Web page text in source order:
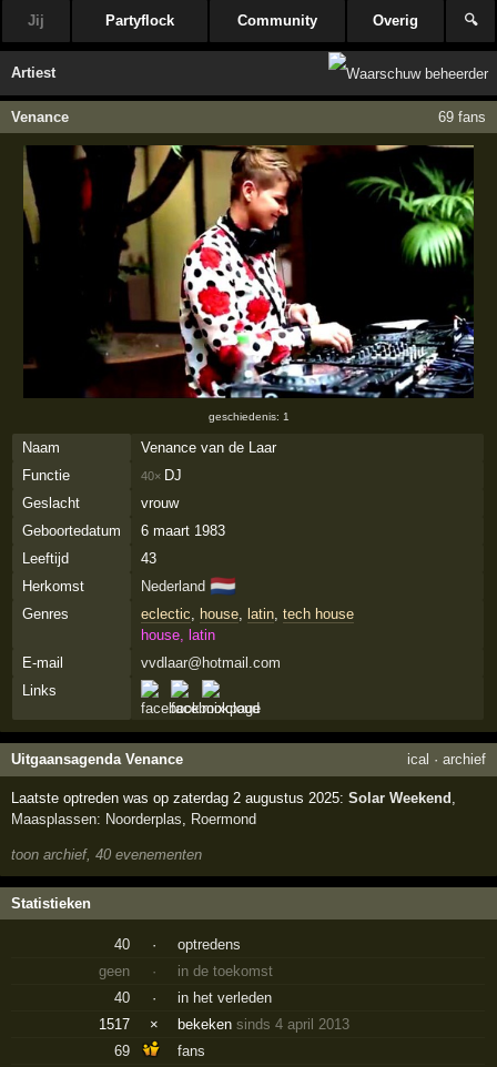
Jij Partyflock Community Overig 🔍
Artiest
Venance 69 fans
geschiedenis: 1
Naam
Venance van de Laar
Functie
40× DJ
Geslacht
vrouw
Geboortedatum
6 maart 1983
Leeftijd
43
Herkomst
Nederland 🇳🇱
Genres eclectic house, latin, tech house
house, latin
E-mail
vvdlaar@hotmail.com
Links
Uitgaansagenda Venance ical · archief
Laatste optreden was op zaterdag 2 augustus 2025:Solar Weekend
Maasplassen: Noorderplas
Roermond
toon archief, 40 evenementen
Statistieken
40 ·
optredens
geen
·
in de toekomst
40
·
in het verleden
1517
× bekekensinds 4 april 2013
69
fans